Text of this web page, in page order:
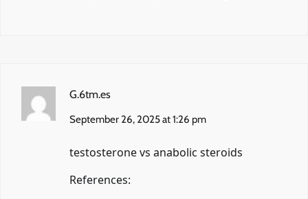
G.6tm.es
September 26, 2025 at 1:26 pm
testosterone vs anabolic steroids
References: